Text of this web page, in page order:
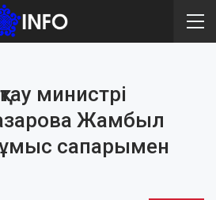
министрі
Жамбыл
сапарымен